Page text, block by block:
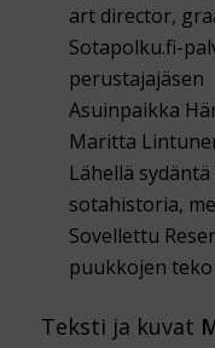
art director,
Sotapolku.fi-
perustajajäsen
Asuinpaikka
Maritta
Lähellä
sotahistoria,
Sovellettu
puukkojen teko
Teksti ja kuvat